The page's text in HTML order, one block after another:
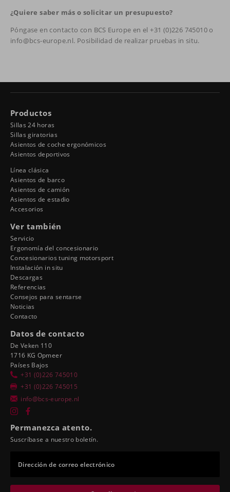
¿Quiere saber más o solicitar un presupuesto?
Póngase en contacto con BCS Europe en el +31 (0)226 745010 o
info@bcs-europe.nl. Posibilidad de realizar pruebas in situ.
Productos
Sillas 24 horas
Sillas giratorias
Asientos de coche ergonómicos
Asientos deportivos
Línea clásica
Asientos de barco
Asientos de camión
Asientos de estadio
Accesorios
Ver también
Servicio
Ergonomía del concesionario
Concesionarios tuning motorsport
Instalación in situ
Descargas
Referencias
Consejos para sentarse
Noticias
Contacto
Datos de contacto
De Veken 110
1716 KG Opmeer
Países Bajos
+31 (0)226 745010
+31 (0)226 745015
info@bcs-europe.nl
Permanezca atento.
Suscríbase a nuestro boletín.
Dirección de correo electrónico